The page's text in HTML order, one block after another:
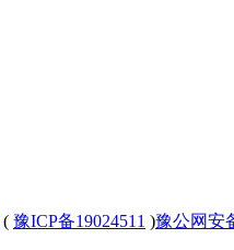
( 豫ICP备19024511 )豫公网安